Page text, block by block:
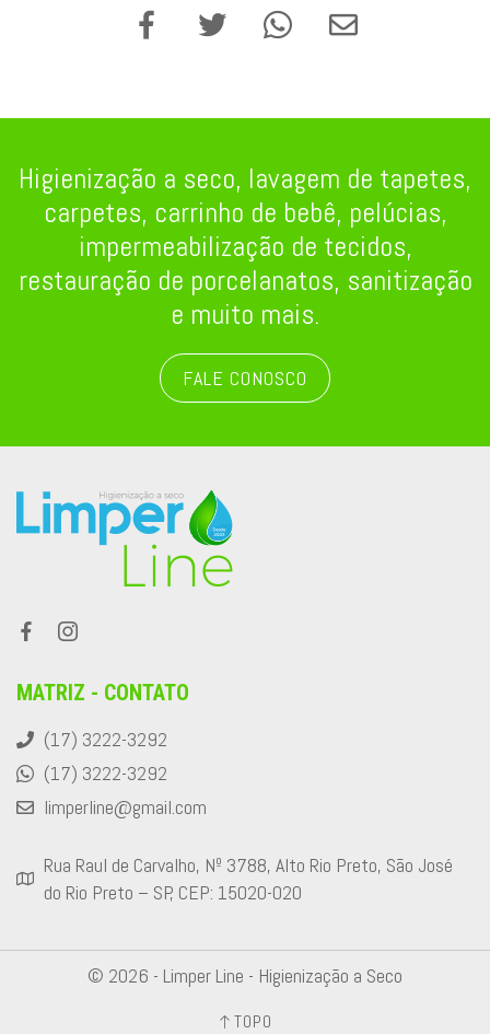
Higienização a seco, lavagem de tapetes,
carpetes, carrinho de bebê, pelúcias,
impermeabilização de tecidos,
restauração de porcelanatos, sanitização
e muito mais.
FALE CONOSCO
MATRIZ - CONTATO
(17) 3222-3292
(17) 3222-3292
limperline@gmail.com
Rua Raul de Carvalho, Nº 3788, Alto Rio Preto, São José
do Rio Preto – SP, CEP: 15020-020
© 2026 - Limper Line - Higienização a Seco
TOPO